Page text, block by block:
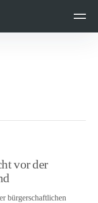
vor der
bürgerschaftlichen